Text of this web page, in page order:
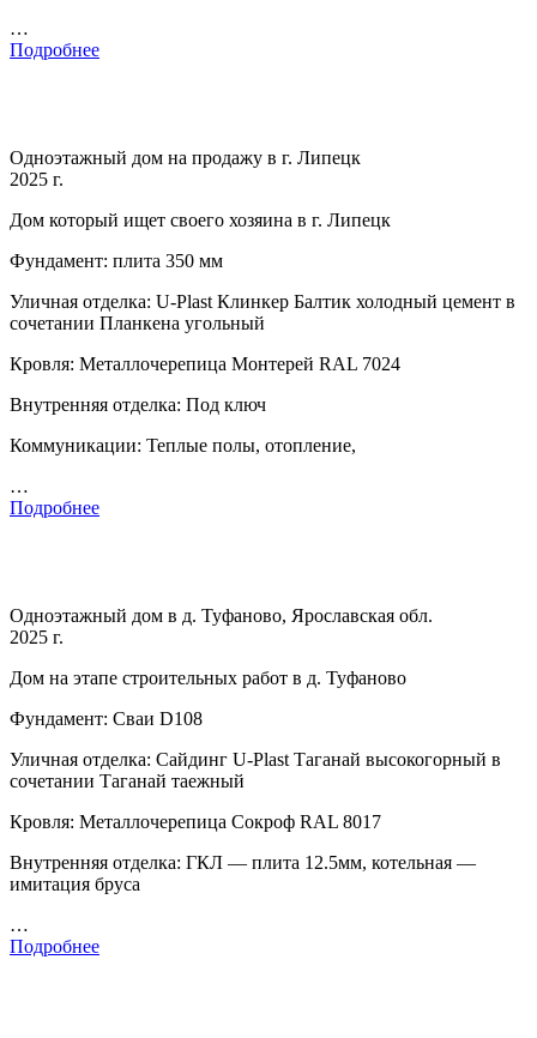
…
Подробнее
Одноэтажный дом на продажу в г. Липецк
2025 г.
Дом который ищет своего хозяина в г. Липецк
Фундамент: плита 350 мм
Уличная отделка: U-Plast Клинкер Балтик холодный цемент в
сочетании Планкена угольный
Кровля: Металлочерепица Монтерей RAL 7024
Внутренняя отделка: Под ключ
Коммуникации: Теплые полы, отопление,
…
Подробнее
Одноэтажный дом в д. Туфаново, Ярославская обл.
2025 г.
Дом на этапе строительных работ в д. Туфаново
Фундамент: Сваи D108
Уличная отделка: Сайдинг U-Plast Таганай высокогорный в
сочетании Таганай таежный
Кровля: Металлочерепица Сокроф RAL 8017
Внутренняя отделка: ГКЛ — плита 12.5мм, котельная —
имитация бруса
…
Подробнее